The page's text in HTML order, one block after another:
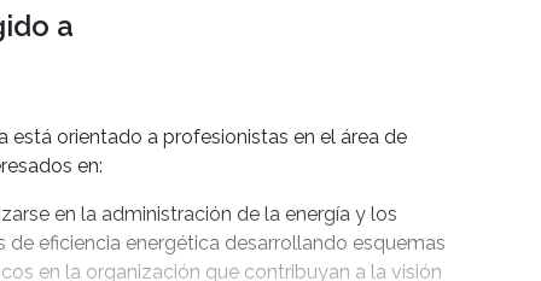
a
está orientado a profesionistas en el área de
en:
en la administración de la energía y los
de eficiencia energética desarrollando esquemas
en la organización que contribuyan a la visión